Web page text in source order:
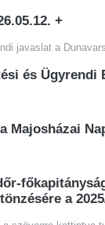
+
javaslat a
és Ügyrendi
Majosházai
a